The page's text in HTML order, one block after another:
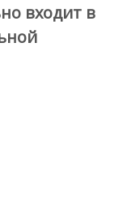
входит в